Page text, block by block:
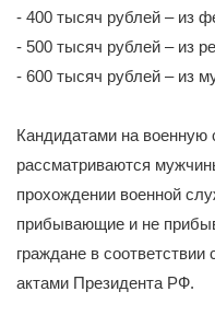
- 400 тысяч рублей – из
- 500 тысяч рублей – из
- 600 тысяч рублей – из
Кандидатами на военную
рассматриваются
прохождении военной
прибывающие и не
граждане в
актами Президента РФ.